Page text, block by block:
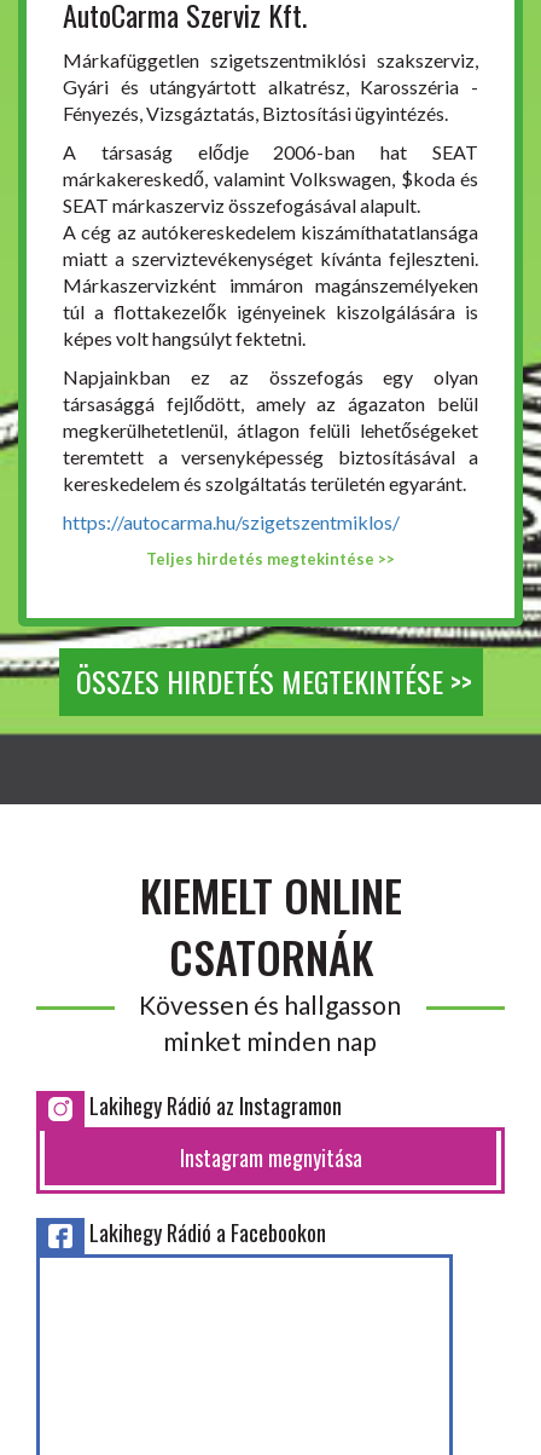
AutoCarma Szerviz Kft.
Márkafüggetlen szigetszentmiklósi szakszerviz,
Gyári és utángyártott alkatrész, Karosszéria -
Fényezés, Vizsgáztatás, Biztosítási ügyintézés.
A társaság elődje 2006-ban hat SEAT
márkakereskedő, valamint Volkswagen, $koda és
SEAT márkaszerviz összefogásával alapult.
A cég az autókereskedelem kiszámíthatatlansága
miatt a szerviztevékenységet kívánta fejleszteni.
Márkaszervizként immáron magánszemélyeken
túl a flottakezelők igényeinek kiszolgálására is
képes volt hangsúlyt fektetni.
Napjainkban ez az összefogás egy olyan
társasággá fejlődött, amely az ágazaton belül
megkerülhetetlenül, átlagon felüli lehetőségeket
teremtett a versenyképesség biztosításával a
kereskedelem és szolgáltatás területén egyaránt.
https://autocarma.hu/szigetszentmiklos/
Teljes hirdetés megtekintése >>
ÖSSZES HIRDETÉS MEGTEKINTÉSE >>
KIEMELT ONLINE
CSATORNÁK
Kövessen és hallgasson
minket minden nap
Lakihegy Rádió az Instagramon
Instagram megnyitása
Lakihegy Rádió a Facebookon